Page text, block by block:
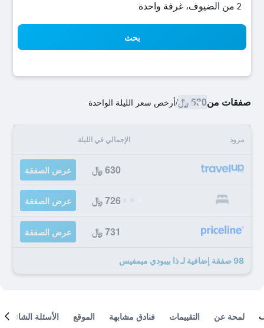
2 من الضيوف، غرفة واحدة
بحث
صفقات من630 ﷼ /أرخص سعر الليلة الواحدة
مزود الإجمالي في الليلة
630 ﷼ عرض الصفقة
726 ﷼ عرض الصفقة
731 ﷼ عرض الصفقة
98 صفقة إضافية لـ ذا بيبودي ميمفيس
لمحة عن التقييمات فنادق مشابهة الموقع الأسئلة الشائعة